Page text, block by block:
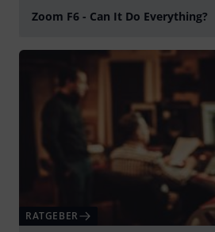
Zoom F6 - Can It Do Everything?
RATGEBER